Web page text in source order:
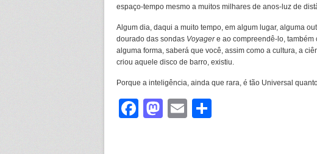
espaço-tempo mesmo a muitos milhares de anos-luz de
Algum dia, daqui a muito tempo, em algum lugar, alguma
dourado das sondas Voyagere ao compreendê-lo, também
alguma forma, saberá que você, assim como a cultura, a
criou aquele disco de barro, existiu.
Porque a inteligência, ainda que rara, é tão Universal
Facebook
Mastodon
Email